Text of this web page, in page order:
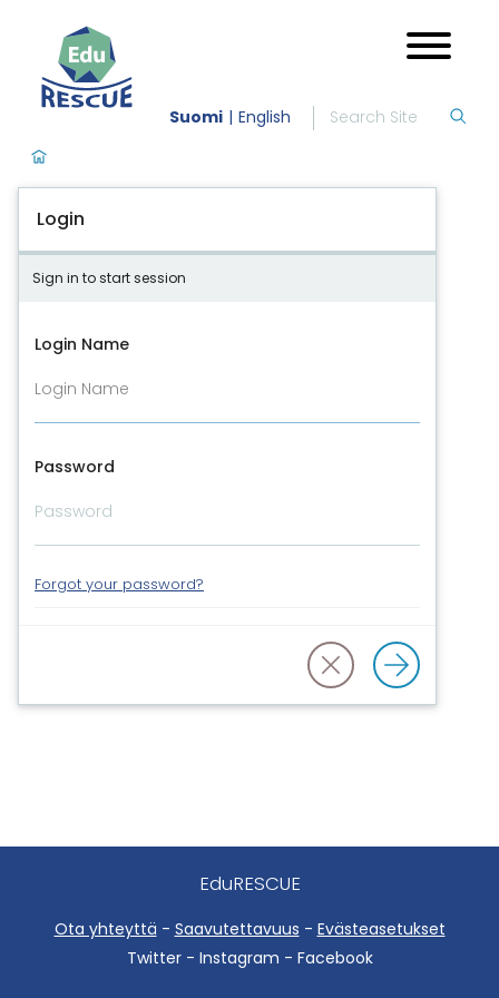
Suomi English
Login
Sign in to start session
Login Name
Password
Forgot your password?
EduRESCUE
Ota yhteyttä - Saavutettavuus - Evästeasetukset
Twitter - Instagram - Facebook